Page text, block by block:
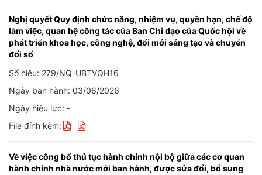
Nghị quyết Quy định chức năng, nhiệm vụ, quyền hạn, chế độ
làm việc, quan hệ công tác của Ban Chỉ đạo của Quốc hội về
phát triển khoa học, công nghệ, đổi mới sáng tạo và chuyển
đổi số
Số hiệu: 279/NQ-UBTVQH16
Ngày ban hành: 03/06/2026
Ngày hiệu lực: -
File đính kèm:
Về việc công bố thủ tục hành chính nội bộ giữa các cơ quan
hành chính nhà nước mới ban hành, được sửa đổi, bổ sung